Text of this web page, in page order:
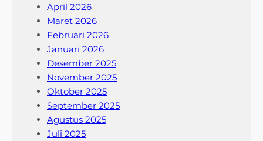
April 2026
Maret 2026
Februari 2026
Januari 2026
Desember 2025
November 2025
Oktober 2025
September 2025
Agustus 2025
Juli 2025